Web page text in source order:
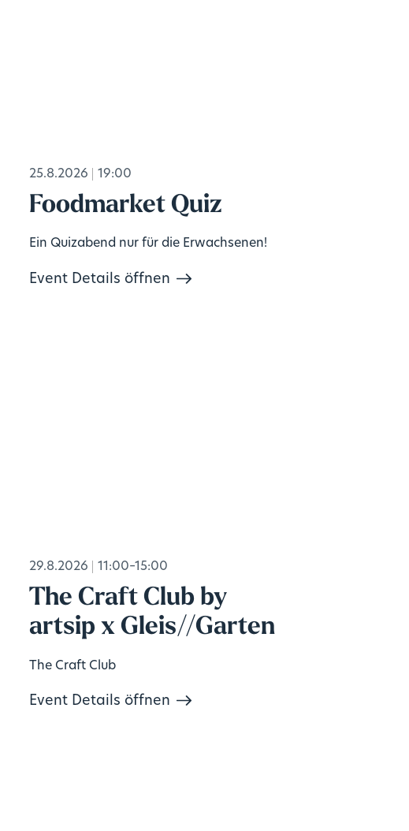
25.8.2026 19:00
Foodmarket Quiz
Ein Quizabend nur für die Erwachsenen!
Event Details öffnen
29.8.2026 11:00–15:00
The Craft Club by
artsip x Gleis//Garten
The Craft Club
Event Details öffnen